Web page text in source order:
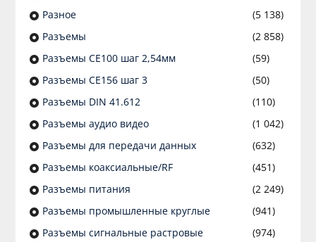
Разное
(5 138)
Разъeмы
(2 858)
Разъeмы CE100 шаг 2,54мм
(59)
Разъeмы CE156 шаг 3
(50)
Разъeмы DIN 41.612
(110)
Разъeмы аудио видео
(1 042)
Разъeмы для передачи данных
(632)
Разъeмы коаксиальные/RF
(451)
Разъeмы питания
(2 249)
Разъeмы промышленные круглые
(941)
Разъeмы сигнальные растровые
(974)